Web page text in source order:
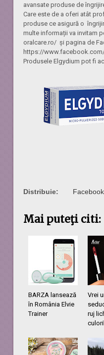
avansate produse de
Care este de a oferi atât
produse ce asigură o
multe informații va invitam
oralcare.ro/ și pagina de
https://
Produsele Elgydium pot fi
Distribuie: Facebook
Mai puteţi citi:
BARZA lansează
în România Elvie
Trainer
Vrei
ruj